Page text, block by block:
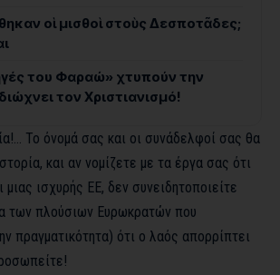
οἱ μισθοὶ στοὺς Δεσποτᾶδες;
του Φαραώ» χτυπούν την
τον Χριστιανισμό!
Το όνομά σας και οι συνάδελφοί σας θα
και αν νομίζετε με τα έργα σας ότι
ισχυρής ΕΕ, δεν συνειδητοποιείτε
των πλούσιων Ευρωκρατών που
πραγματικότητα) ότι ο λαός απορρίπτει